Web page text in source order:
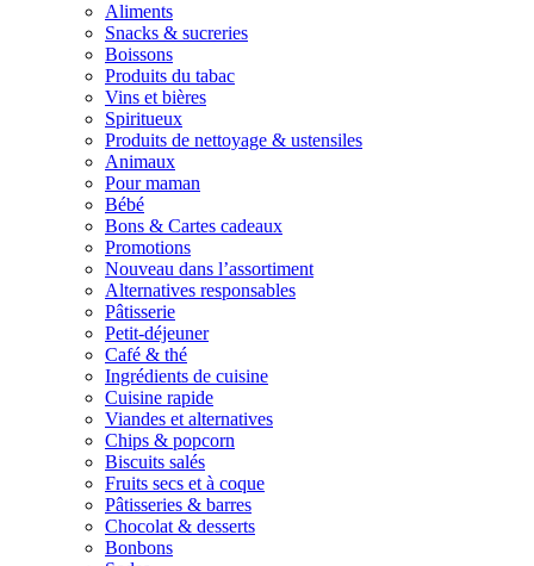
Aliments
Snacks & sucreries
Boissons
Produits du tabac
Vins et bières
Spiritueux
Produits de nettoyage & ustensiles
Animaux
Pour maman
Bébé
Bons & Cartes cadeaux
Promotions
Nouveau dans l’assortiment
Alternatives responsables
Pâtisserie
Petit-déjeuner
Café & thé
Ingrédients de cuisine
Cuisine rapide
Viandes et alternatives
Chips & popcorn
Biscuits salés
Fruits secs et à coque
Pâtisseries & barres
Chocolat & desserts
Bonbons